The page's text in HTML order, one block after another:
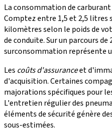
La consommation de
Comptez entre 1,5 et 2,5 litres
kilomètres selon le poids de
de conduite. Sur un parcours
surconsommation représente
Les coûts d'assuranceet
d'acquisition. Certaines
majorations spécifiques pour
L'entretien régulier des
éléments de sécurité génère
sous-estimées.